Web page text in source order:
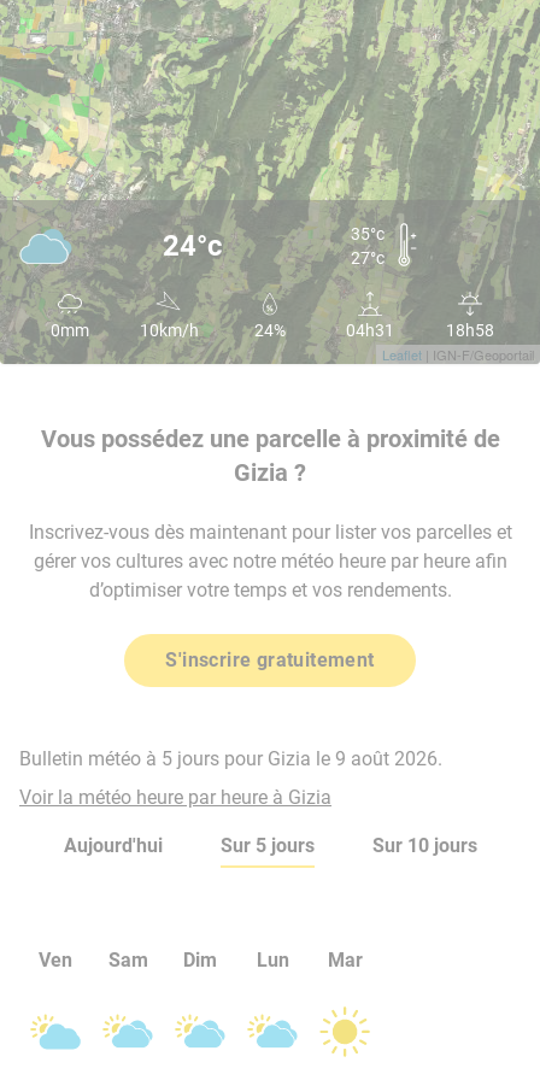
Leaflet | IGN-F/Geoportail
24°c
35°c
27°c
0mm 10km/h 24% 04h31 18h58
Vous possédez une parcelle à proximité de
Gizia ?
Inscrivez-vous dès maintenant pour lister vos parcelles et
gérer vos cultures avec notre météo heure par heure afin
d’optimiser votre temps et vos rendements.
S'inscrire gratuitement
Bulletin météo à 5 jours pour Gizia le 9 août 2026.
Voir la météo heure par heure à Gizia
Aujourd'hui Sur 5 jours Sur 10 jours
Ven Sam Dim Lun Mar